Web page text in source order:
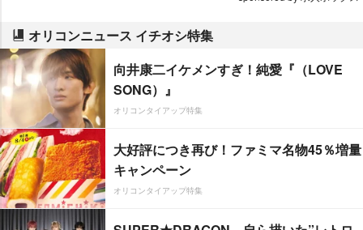
オリコンニュース イチオシ特集
向井康二イケメンすぎ！純愛『（LOVE
SONG）』
オリコンタイアップ特集
大好評につき再び！ファミマ名物45％増量
キャンペーン
オリコンタイアップ特集